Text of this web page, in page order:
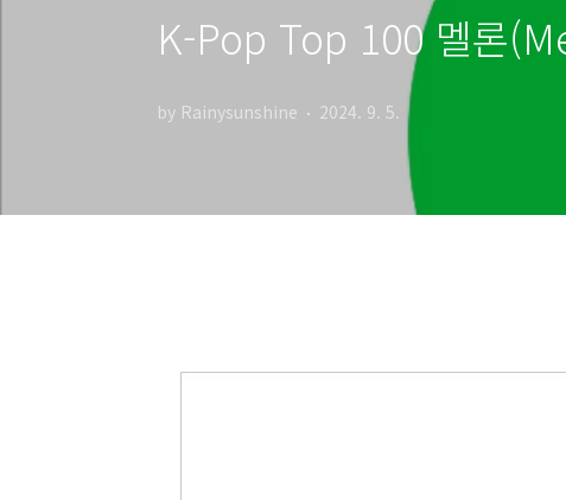
K-Pop Top 100 멜론
by Rainysunshine 2024. 9. 5.